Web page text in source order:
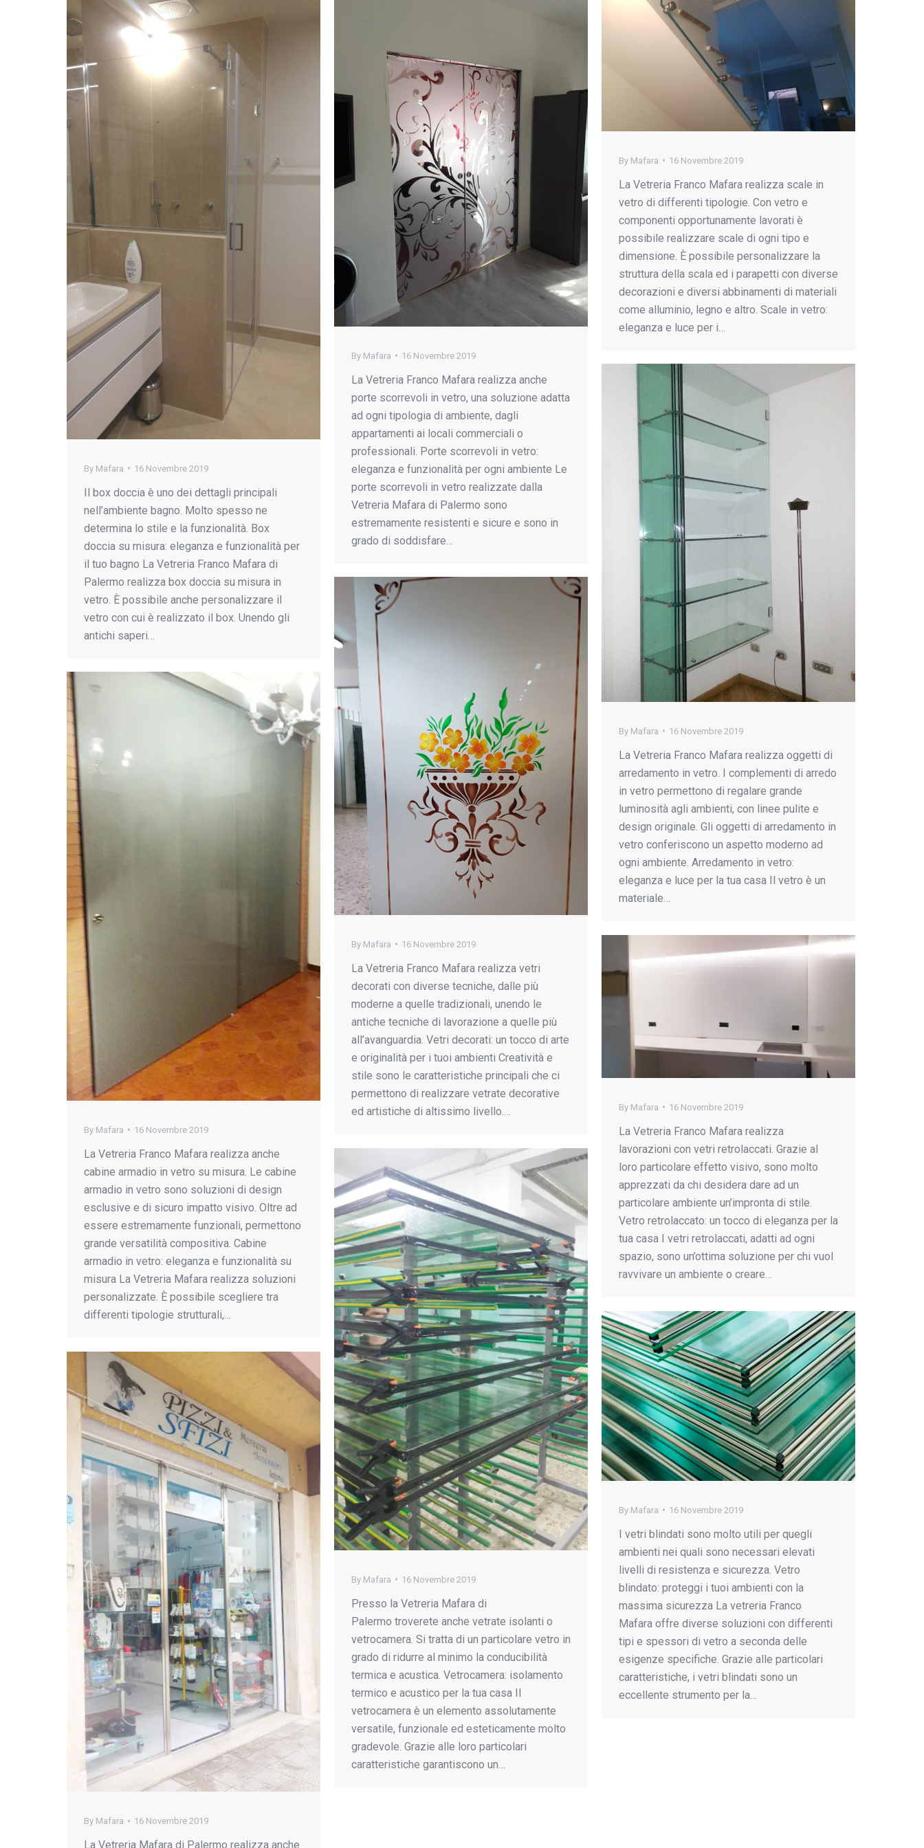
By Mafara 16 Novembre 2019
Il box doccia è uno dei dettagli principali
nell’ambiente bagno. Molto spesso ne
determina lo stile e la funzionalità. Box
doccia su misura: eleganza e funzionalità per
il tuo bagno La Vetreria Franco Mafara di
Palermo realizza box doccia su misura in
vetro. È possibile anche personalizzare il
vetro con cui è realizzato il box. Unendo gli
antichi saperi…
By Mafara 16 Novembre 2019
La Vetreria Franco Mafara realizza anche
porte scorrevoli in vetro, una soluzione adatta
ad ogni tipologia di ambiente, dagli
appartamenti ai locali commerciali o
professionali. Porte scorrevoli in vetro:
eleganza e funzionalità per ogni ambiente Le
porte scorrevoli in vetro realizzate dalla
Vetreria Mafara di Palermo sono
estremamente resistenti e sicure e sono in
grado di soddisfare…
By Mafara 16 Novembre 2019
La Vetreria Franco Mafara realizza scale in
vetro di differenti tipologie. Con vetro e
componenti opportunamente lavorati è
possibile realizzare scale di ogni tipo e
dimensione. È possibile personalizzare la
struttura della scala ed i parapetti con diverse
decorazioni e diversi abbinamenti di materiali
come alluminio, legno e altro. Scale in vetro:
eleganza e luce per i…
By Mafara 16 Novembre 2019
La Vetreria Franco Mafara realizza oggetti di
arredamento in vetro. I complementi di arredo
in vetro permettono di regalare grande
luminosità agli ambienti, con linee pulite e
design originale. Gli oggetti di arredamento in
vetro conferiscono un aspetto moderno ad
ogni ambiente. Arredamento in vetro:
eleganza e luce per la tua casa Il vetro è un
materiale…
By Mafara 16 Novembre 2019
La Vetreria Franco Mafara realizza vetri
decorati con diverse tecniche, dalle più
moderne a quelle tradizionali, unendo le
antiche tecniche di lavorazione a quelle più
all’avanguardia. Vetri decorati: un tocco di arte
e originalità per i tuoi ambienti Creatività e
stile sono le caratteristiche principali che ci
permettono di realizzare vetrate decorative
ed artistiche di altissimo livello.…
By Mafara 16 Novembre 2019
La Vetreria Franco Mafara realizza anche
cabine armadio in vetro su misura. Le cabine
armadio in vetro sono soluzioni di design
esclusive e di sicuro impatto visivo. Oltre ad
essere estremamente funzionali, permettono
grande versatilità compositiva. Cabine
armadio in vetro: eleganza e funzionalità su
misura La Vetreria Mafara realizza soluzioni
personalizzate. È possibile scegliere tra
differenti tipologie strutturali,…
By Mafara 16 Novembre 2019
La Vetreria Franco Mafara realizza
lavorazioni con vetri retrolaccati. Grazie al
loro particolare effetto visivo, sono molto
apprezzati da chi desidera dare ad un
particolare ambiente un’impronta di stile.
Vetro retrolaccato: un tocco di eleganza per la
tua casa I vetri retrolaccati, adatti ad ogni
spazio, sono un’ottima soluzione per chi vuol
ravvivare un ambiente o creare…
By Mafara 16 Novembre 2019
Presso la Vetreria Mafara di
Palermo troverete anche vetrate isolanti o
vetrocamera. Si tratta di un particolare vetro in
grado di ridurre al minimo la conducibilità
termica e acustica. Vetrocamera: isolamento
termico e acustico per la tua casa Il
vetrocamera è un elemento assolutamente
versatile, funzionale ed esteticamente molto
gradevole. Grazie alle loro particolari
caratteristiche garantiscono un…
By Mafara 16 Novembre 2019
I vetri blindati sono molto utili per quegli
ambienti nei quali sono necessari elevati
livelli di resistenza e sicurezza. Vetro
blindato: proteggi i tuoi ambienti con la
massima sicurezza La vetreria Franco
Mafara offre diverse soluzioni con differenti
tipi e spessori di vetro a seconda delle
esigenze specifiche. Grazie alle particolari
caratteristiche, i vetri blindati sono un
eccellente strumento per la…
By Mafara 16 Novembre 2019
La Vetreria Mafara di Palermo realizza anche